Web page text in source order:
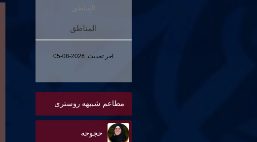
المناطق
المناطق
اخر تحديث: 2026-08-05
مطاعم شبيهه روسترى
حجوجه